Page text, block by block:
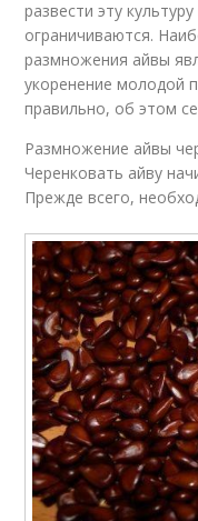
развести эту
ограничиваются.
размножения айвы
укоренение молодой
правильно, об этом
Размножение айвы
Черенковать айву
Прежде всего,